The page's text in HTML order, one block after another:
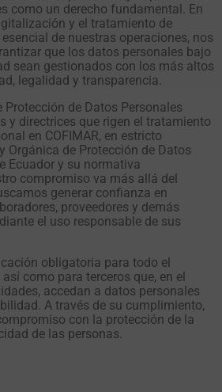
como un derecho fundamental. En
y el tratamiento de
de nuestras operaciones, nos
que los datos personales bajo
sean gestionados con los más altos
legalidad y transparencia.
Protección de Datos Personales
y directrices que rigen el tratamiento
en COFIMAR, en estricto
Orgánica de Protección de Datos
Ecuador y su normativa
compromiso va más allá del
generar confianza en
proveedores y demás
el uso responsable de sus
obligatoria para todo el
así como para terceros que, en el
accedan a datos personales
A través de su cumplimiento,
con la protección de la
de las personas.